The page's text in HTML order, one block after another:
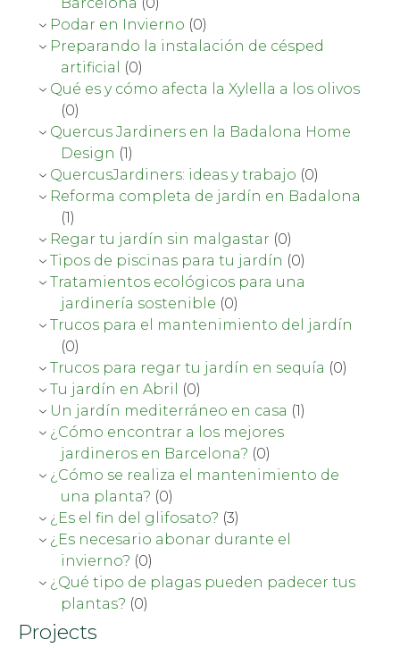
Podar en Invierno (0)
Preparando la instalación de césped
artificial
(0)
Qué es y cómo afecta la Xylella a los olivos
(0)
Quercus Jardiners en la Badalona Home
Design (1)
QuercusJardiners: ideas y trabajo (0)
Reforma completa de jardín en Badalona
(1)
Regar tu jardín sin malgastar (0)
Tipos de piscinas para tu jardín (0)
Tratamientos ecológicos para una
jardinería sostenible (0)
Trucos para el mantenimiento del jardín
(0)
Trucos para regar tu jardín en sequía (0)
Tu jardín en Abril
(0)
Un jardín mediterráneo en casa (1)
¿Cómo encontrar a los mejores
jardineros en Barcelona? (0)
¿Cómo se realiza el mantenimiento de
una planta? (0)
¿Es el fin del glifosato? (3)
¿Es necesario abonar durante el
invierno? (0)
¿Qué tipo de plagas pueden padecer tus
plantas? (0)
Projects